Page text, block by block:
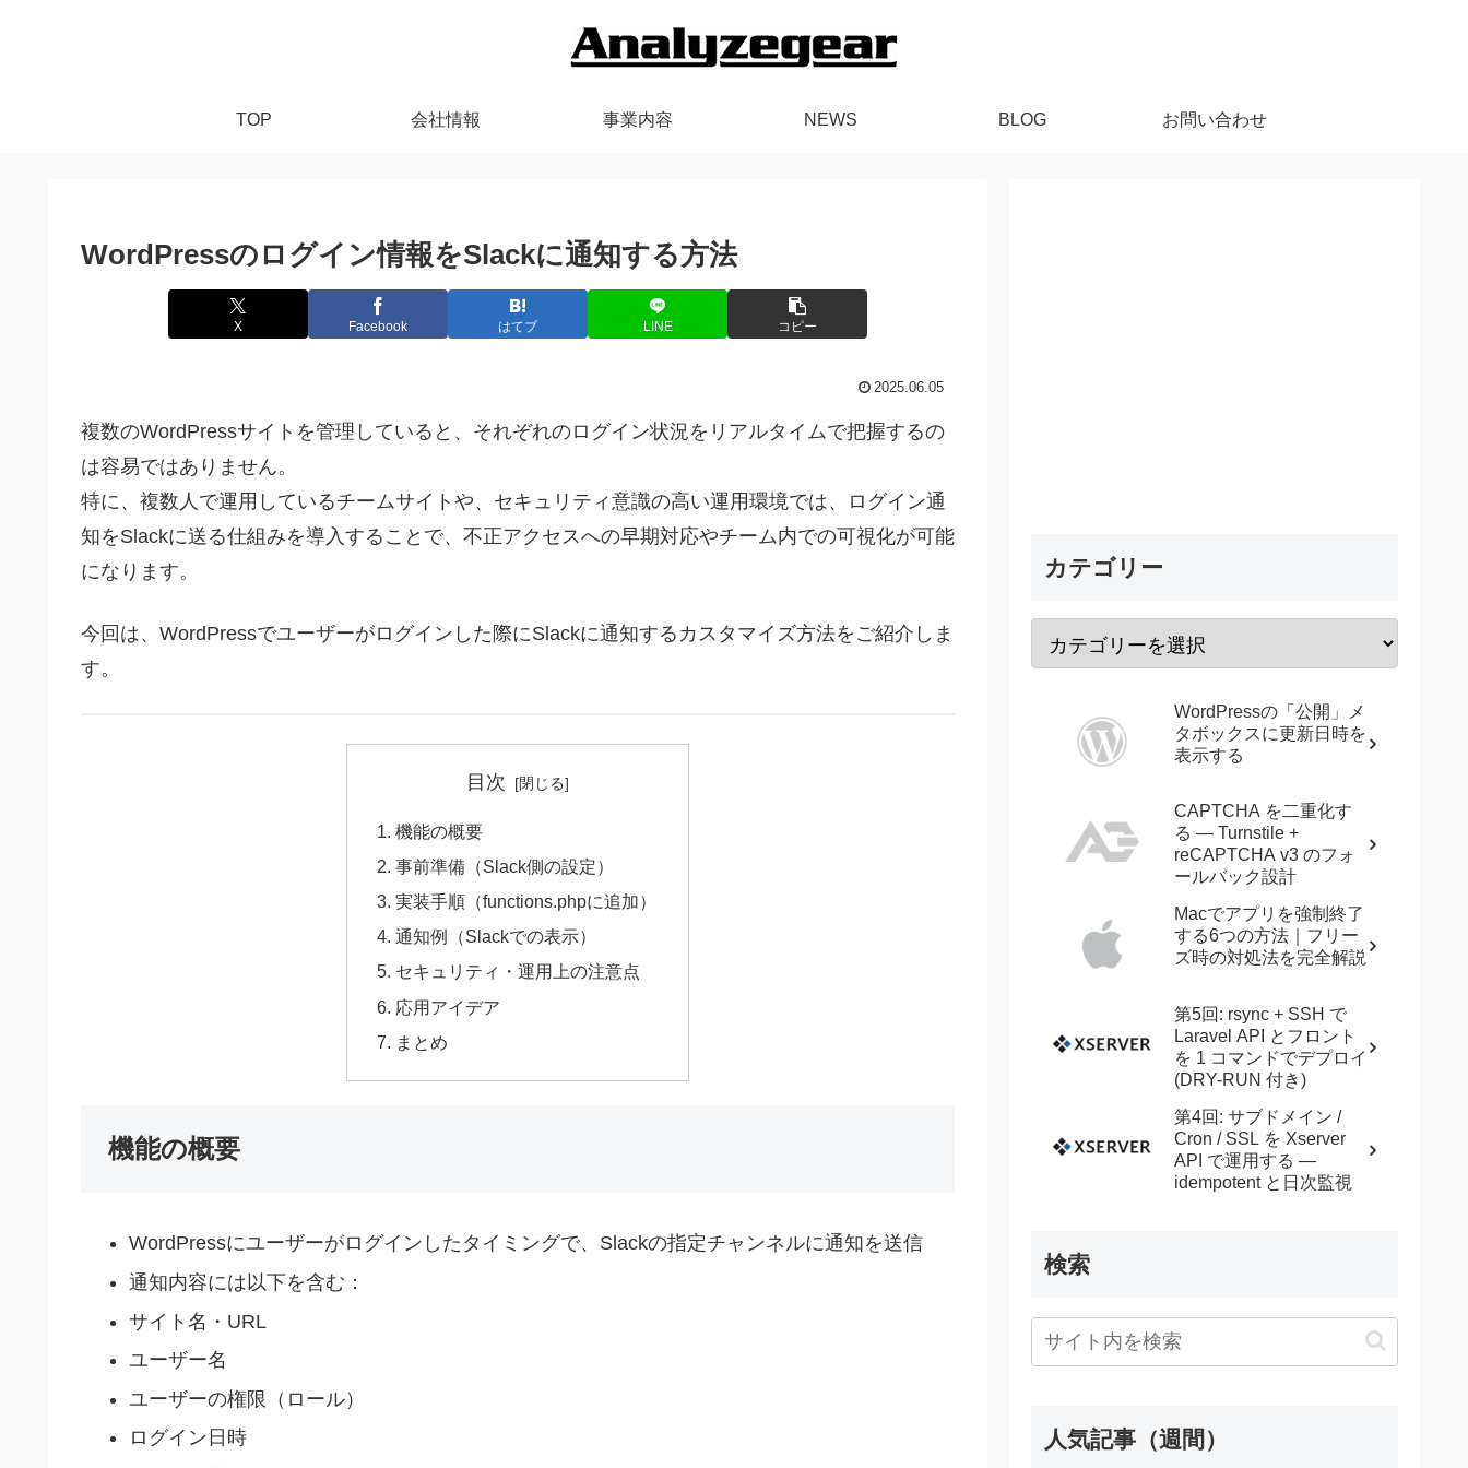
TOP 会社情報 事業内容 NEWS BLOG お問い合わせ
WordPressのログイン情報をSlackに通知する方法
X Facebook はてブ LINE コピー
2025.06.05
複数のWordPressサイトを管理していると、それぞれのログイン状況をリアルタイムで把握するの
は容易ではありません。
特に、複数人で運用しているチームサイトや、セキュリティ意識の高い運用環境では、ログイン通
知をSlackに送る仕組みを導入することで、不正アクセスへの早期対応やチーム内での可視化が可能
になります。
今回は、WordPressでユーザーがログインした際にSlackに通知するカスタマイズ方法をご紹介しま
す。
目次
機能の概要
事前準備（Slack側の設定）
実装手順（functions.phpに追加）
通知例（Slackでの表示）
セキュリティ・運用上の注意点
応用アイデア
まとめ
機能の概要
WordPressにユーザーがログインしたタイミングで、Slackの指定チャンネルに通知を送信
通知内容には以下を含む：
サイト名・URL
ユーザー名
ユーザーの権限（ロール）
ログイン日時
カテゴリー
WordPressの「公開」メ
タボックスに更新日時を
表示する
CAPTCHA を二重化す
る — Turnstile +
reCAPTCHA v3 のフォ
ールバック設計
Macでアプリを強制終了
する6つの方法｜フリー
ズ時の対処法を完全解説
第5回: rsync + SSH で
Laravel API とフロント
を 1 コマンドでデプロイ
(DRY-RUN 付き)
第4回: サブドメイン /
Cron / SSL を Xserver
API で運用する —
idempotent と日次監視
検索
人気記事（週間）